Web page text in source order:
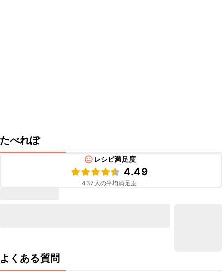
たべれぽ
レシピ満足度
4.49
437 人の平均満足度
よくある質問